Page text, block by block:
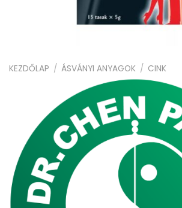
KEZDŐLAP / ÁSVÁNYI ANYAGOK / CINK